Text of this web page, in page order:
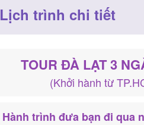
Lịch trình chi tiết
TOUR ĐÀ LẠT 3
(Khởi hành từ
Hành trình đưa bạn đi qua